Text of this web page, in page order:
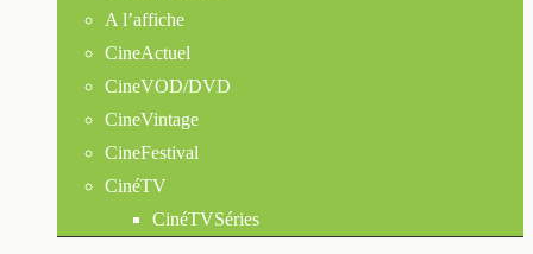
A l’affiche
CineActuel
CineVOD/DVD
CineVintage
CineFestival
CinéTV
CinéTVSéries